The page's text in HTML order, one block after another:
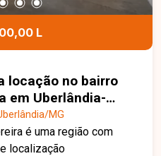
L
locação no bairro
em Uberlândia-
MG
é uma região com
localização